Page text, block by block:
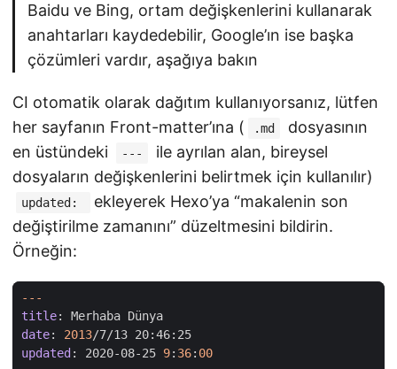
Baidu ve Bing, ortam değişkenlerini kullanarak
anahtarları kaydedebilir, Google’ın ise başka
çözümleri vardır, aşağıya bakın
CI otomatik olarak dağıtım kullanıyorsanız, lütfen
her sayfanın Front-matter’ına (
.md
dosyasının
en üstündeki
---
ile ayrılan alan, bireysel
dosyaların değişkenlerini belirtmek için kullanılır)
updated:
ekleyerek Hexo’ya “makalenin son
değiştirilme zamanını” düzeltmesini bildirin.
Örneğin:
---
title:
Merhaba Dünya
date: 2013/7/13 20:46:25
updated : 2020-08-25 9: 36: 00